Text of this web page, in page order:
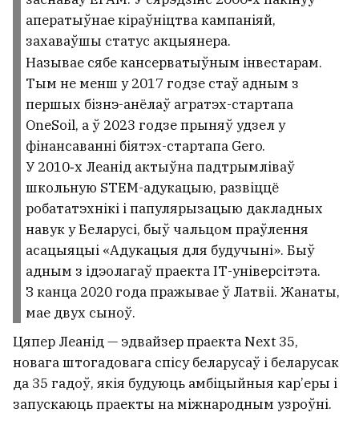
аператыўнае кіраўніцтва кампаніяй,
захаваўшы статус акцыянера.
Называе сябе кансерватыўным інвестарам.
Тым не менш у 2017 годзе стаў адным з
першых бізнэ-анёлаў агратэх-стартапа
OneSoil, а ў 2023 годзе прыняў удзел у
фінансаванні біятэх-стартапа Gero.
У 2010‑х Леанід актыўна падтрымліваў
школьную STEM-адукацыю, развіццё
робататэхнікі і папулярызацыю дакладных
навук у Беларусі, быў чальцом праўлення
асацыяцыі «Адукацыя для будучыні». Быў
адным з ідэолагаў праекта ІТ-універсітэта.
З канца 2020 года пражывае ў Латвіі. Жанаты,
мае двух сыноў.
Цяпер Леанід — эдвайзер праекта Next 35,
новага штогадовага спісу беларусаў і беларусак
да 35 гадоў, якія будуюць амбіцыйныя кар’еры і
запускаюць праекты на міжнародным узроўні.